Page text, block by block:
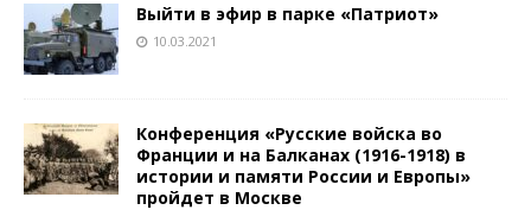
Выйти в эфир в парке «Патриот»
10.03.2021
Конференция «Русские войска во
Франции и на Балканах (1916-1918) в
истории и памяти России и Европы»
пройдет в Москве